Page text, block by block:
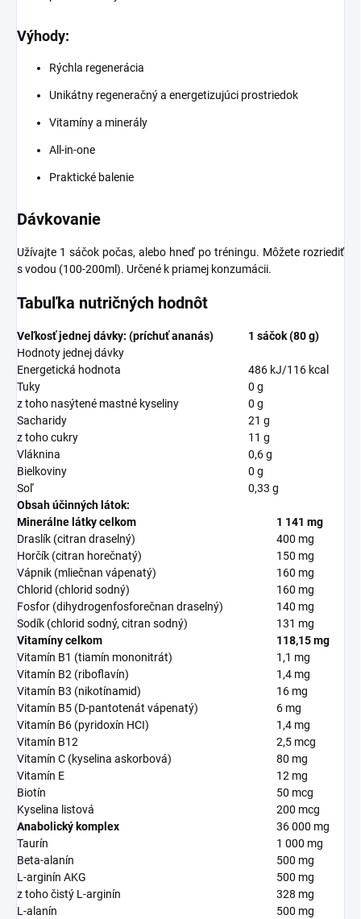
Výhody:
Rýchla regenerácia
Unikátny regeneračný a energetizujúci prostriedok
Vitamíny a minerály
All-in-one
Praktické balenie
Dávkovanie
Užívajte 1 sáčok počas, alebo hneď po tréningu. Môžete rozriediť
s vodou (100-200ml). Určené k priamej konzumácii.
Tabuľka nutričných hodnôt
Veľkosť jednej dávky: (príchuť ananás)
1 sáčok (80 g)
Hodnoty jednej dávky
Energetická hodnota
486 kJ/116 kcal
Tuky
0 g
z toho nasýtené mastné kyseliny
0 g
Sacharidy
21 g
z toho cukry
11 g
Vláknina
0,6 g
Bielkoviny
0 g
Soľ
0,33 g
Obsah účinných látok:
Minerálne látky celkom
1 141 mg
Draslík (citran draselný)
400 mg
Horčík (citran horečnatý)
150 mg
Vápnik (mliečnan vápenatý)
160 mg
Chlorid (chlorid sodný)
160 mg
Fosfor (dihydrogenfosforečnan draselný)
140 mg
Sodík (chlorid sodný, citran sodný)
131 mg
Vitamíny celkom
118,15 mg
Vitamín B1 (tiamín mononitrát)
1,1 mg
Vitamín B2 (riboflavín)
1,4 mg
Vitamín B3 (nikotínamid)
16 mg
Vitamín B5 (D-pantotenát vápenatý)
6 mg
Vitamín B6 (pyridoxín HCI)
1,4 mg
Vitamín B12
2,5 mcg
Vitamín C (kyselina askorbová)
80 mg
Vitamín E
12 mg
Biotín
50 mcg
Kyselina listová
200 mcg
Anabolický komplex
36 000 mg
Taurín
1 000 mg
Beta-alanín
500 mg
L-arginín AKG
500 mg
z toho čistý L-arginín
328 mg
L-alanín
500 mg